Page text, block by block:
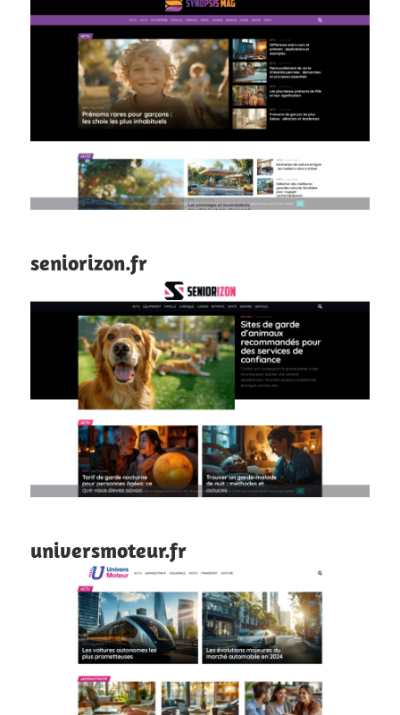
seniorizon.fr
universmoteur.fr